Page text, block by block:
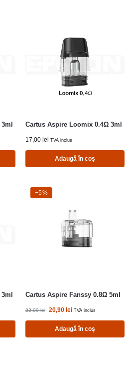
Cartus Aspire Loomix 0.4Ω 3ml
17,00 lei TVA inclus
Adaugă în coș
-5%
−5%
Cartus Aspire Fanssy 0.8Ω 5ml
22,00lei 20,90 lei TVA inclus
Adaugă în coș